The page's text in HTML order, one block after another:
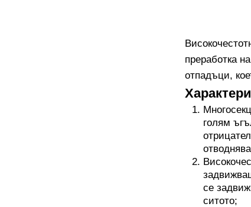
преработка
отпадъци,
голям
се
ситото;